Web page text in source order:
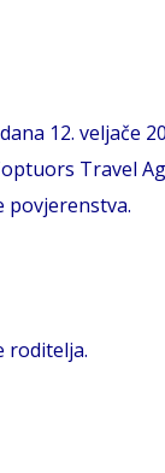
12. veljače
Travel
povjerenstva.
roditelja.